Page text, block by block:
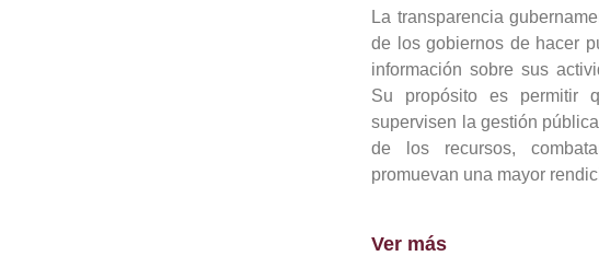
La transparencia
de los gobiernos de hacer
información sobre sus
Su propósito es permitir
supervisen la gestión
de los recursos,
promuevan una mayor
Ver más